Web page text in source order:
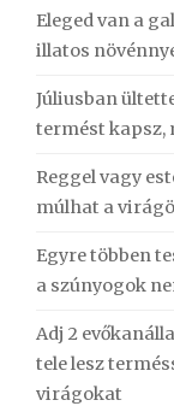
Eleged van a
illatos
Júliusban
termést kapsz,
Reggel vagy
múlhat a
Egyre többen
a szúnyogok
Adj 2
tele lesz
virágokat